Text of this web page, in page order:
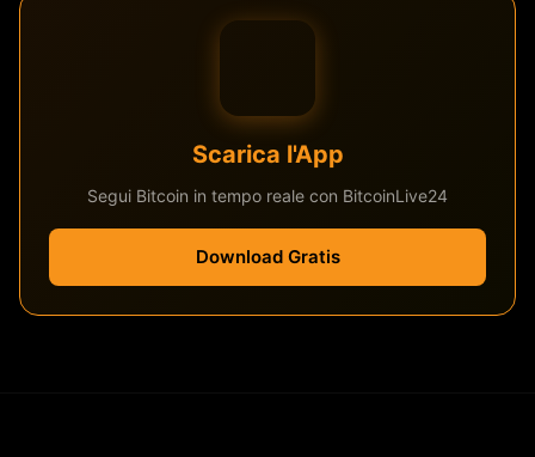
Scarica l'App
Segui Bitcoin in tempo reale con BitcoinLive24
Download Gratis